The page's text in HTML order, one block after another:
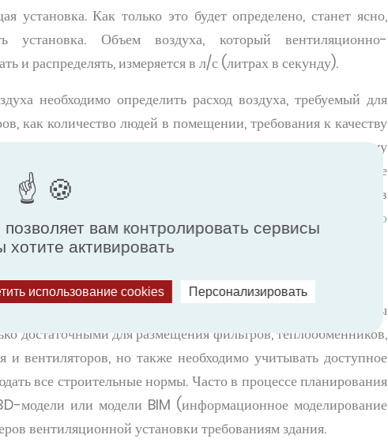
установка. Как только это будет определено, станет ясно,
Объем воздуха, который вентиляционно-
и распределять, измеряется в л/с (литрах в секунду).
необходимо определить расход воздуха, требуемый для
как количество людей в помещении, требования к качеству
рекомендации, а также нагрузка на систему
сначала необходимо рассчитать объем помещения, которое
сколько раз в час должен обновляться воздух в
CIBSE (Чартерного института инженеров по
необходимо учитывать несколько факторов. Размеры
достаточными для размещения фильтров, теплообменников,
и вентиляторов, но также необходимо учитывать доступное
все строительные нормы. Часто в процессе планирования
модели или модели BIM (информационное моделирование
вентиляционной установки требованиям здания.
позволяет вам контролировать сервисы
хотите активировать
использование cookies Персонализировать